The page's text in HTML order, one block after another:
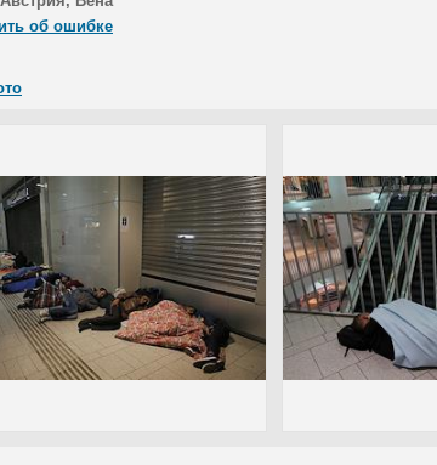
об ошибке